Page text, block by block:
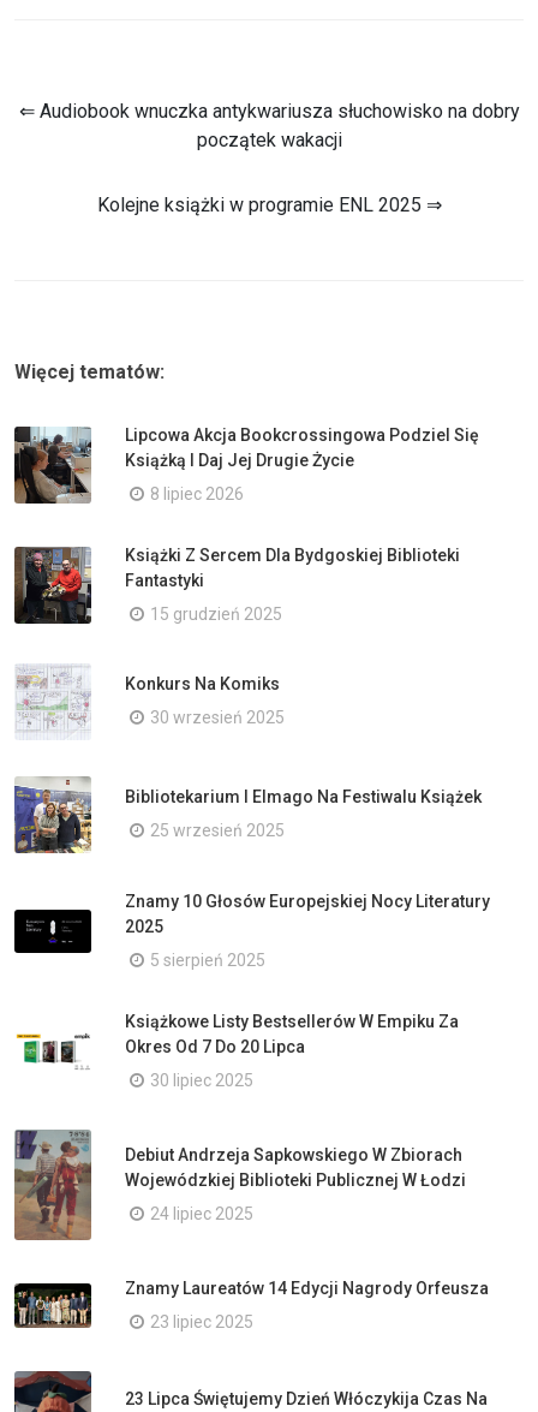
⇐ Audiobook wnuczka antykwariusza słuchowisko na dobry
początek wakacji
Kolejne książki w programie ENL 2025 ⇒
Więcej tematów:
Lipcowa Akcja Bookcrossingowa Podziel Się
Książką I Daj Jej Drugie Życie
8 lipiec 2026
Książki Z Sercem Dla Bydgoskiej Biblioteki
Fantastyki
15 grudzień 2025
Konkurs Na Komiks
30 wrzesień 2025
Bibliotekarium I Elmago Na Festiwalu Książek
25 wrzesień 2025
Znamy 10 Głosów Europejskiej Nocy Literatury
2025
5 sierpień 2025
Książkowe Listy Bestsellerów W Empiku Za
Okres Od 7 Do 20 Lipca
30 lipiec 2025
Debiut Andrzeja Sapkowskiego W Zbiorach
Wojewódzkiej Biblioteki Publicznej W Łodzi
24 lipiec 2025
Znamy Laureatów 14 Edycji Nagrody Orfeusza
23 lipiec 2025
23 Lipca Świętujemy Dzień Włóczykija Czas Na